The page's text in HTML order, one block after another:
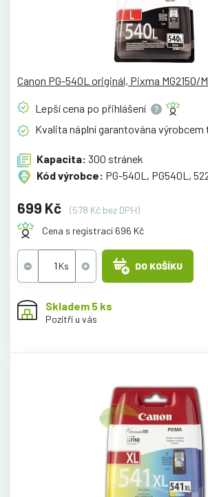
Canon PG-540L originál, Pixma MG2150/
Lepší cena po přihlášení
Kvalita náplní garantována výrobcem
Kapacita: 300 stránek
Kód výrobce: PG-540L, PG540L,
699 Kč
(578 Kč bez DPH)
Cena s registrací 696 Kč
DO KOŠÍKU
Skladem 5 ks
Pozítří u vás